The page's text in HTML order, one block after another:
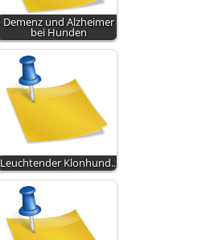
Demenz und Alzheimer
bei Hunden
Leuchtender Klonhund...